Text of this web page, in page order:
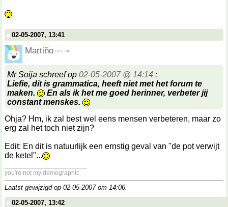
02-05-2007, 13:41
Martiño
Mr Soija schreef op 02-05-2007 @ 14:14 :
Liefie, dit is grammatica, heeft niet met het forum te
maken.
En als ik het me goed herinner, verbeter jij
constant menskes.
Ohja? Hm, ik zal best wel eens mensen verbeteren, maar zo
erg zal het toch niet zijn?
Edit: En dit is natuurlijk een ernstig geval van "de pot verwijt
de ketel"...
you're not my demographic
Laatst gewijzigd op 02-05-2007 om 14:06.
02-05-2007, 13:42